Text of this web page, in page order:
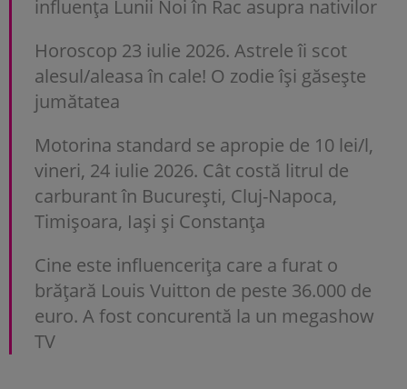
influența Lunii Noi în Rac asupra nativilor
Horoscop 23 iulie 2026. Astrele îi scot
alesul/aleasa în cale! O zodie își găsește
jumătatea
Motorina standard se apropie de 10 lei/l,
vineri, 24 iulie 2026. Cât costă litrul de
carburant în București, Cluj-Napoca,
Timișoara, Iași și Constanța
Cine este influencerița care a furat o
brățară Louis Vuitton de peste 36.000 de
euro. A fost concurentă la un megashow
TV